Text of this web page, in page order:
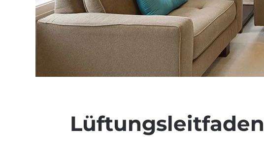
Lüftungsleitfaden